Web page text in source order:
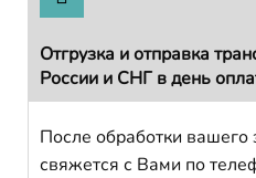
Отгрузка и отправка
России и СНГ в день
После обработки
свяжется с Вами по